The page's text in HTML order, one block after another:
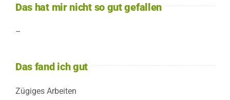
Das hat mir nicht so gut gefallen
–
Das fand ich gut
Zügiges Arbeiten